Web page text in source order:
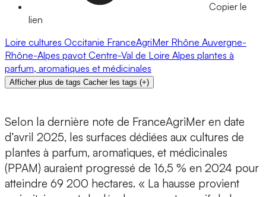
Copier le
lien
Loire cultures Occitanie FranceAgriMer Rhône Auvergne-
Rhône-Alpes pavot Centre-Val de Loire Alpes plantes à
parfum, aromatiques et médicinales
Afficher plus de tags Cacher les tags (+)
Selon la dernière note de FranceAgriMer en date
d’avril 2025, les surfaces dédiées aux cultures de
plantes à parfum, aromatiques, et médicinales
(PPAM) auraient progressé de 16,5 % en 2024 pour
atteindre 69 200 hectares. « La hausse provient